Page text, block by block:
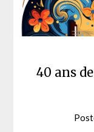
40 ans